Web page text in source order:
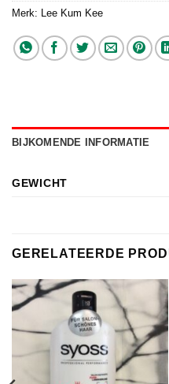
Merk: Lee Kum Kee
BIJKOMENDE INFORMATIE
GEWICHT
GERELATEERDE